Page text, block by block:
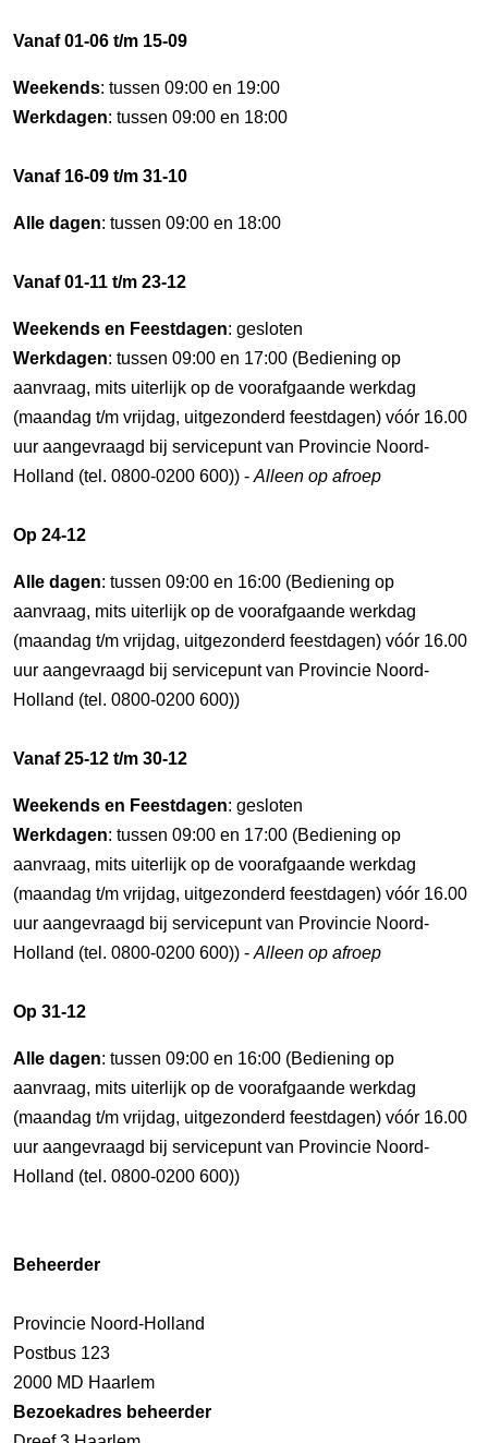
Vanaf 01-06 t/m 15-09
Weekends: tussen 09:00 en 19:00
Werkdagen: tussen 09:00 en 18:00
Vanaf 16-09 t/m 31-10
Alle dagen: tussen 09:00 en 18:00
Vanaf 01-11 t/m 23-12
Weekends en Feestdagen: gesloten
Werkdagen: tussen 09:00 en 17:00 (Bediening op
aanvraag, mits uiterlijk op de voorafgaande werkdag
(maandag t/m vrijdag, uitgezonderd feestdagen) vóór 16.00
uur aangevraagd bij servicepunt van Provincie Noord-
Holland (tel. 0800-0200 600)) - Alleen op afroep
Op 24-12
Alle dagen: tussen 09:00 en 16:00 (Bediening op
aanvraag, mits uiterlijk op de voorafgaande werkdag
(maandag t/m vrijdag, uitgezonderd feestdagen) vóór 16.00
uur aangevraagd bij servicepunt van Provincie Noord-
Holland (tel. 0800-0200 600))
Vanaf 25-12 t/m 30-12
Weekends en Feestdagen: gesloten
Werkdagen: tussen 09:00 en 17:00 (Bediening op
aanvraag, mits uiterlijk op de voorafgaande werkdag
(maandag t/m vrijdag, uitgezonderd feestdagen) vóór 16.00
uur aangevraagd bij servicepunt van Provincie Noord-
Holland (tel. 0800-0200 600)) - Alleen op afroep
Op 31-12
Alle dagen: tussen 09:00 en 16:00 (Bediening op
aanvraag, mits uiterlijk op de voorafgaande werkdag
(maandag t/m vrijdag, uitgezonderd feestdagen) vóór 16.00
uur aangevraagd bij servicepunt van Provincie Noord-
Holland (tel. 0800-0200 600))
Beheerder
Provincie Noord-Holland
Postbus 123
2000 MD Haarlem
Bezoekadres beheerder